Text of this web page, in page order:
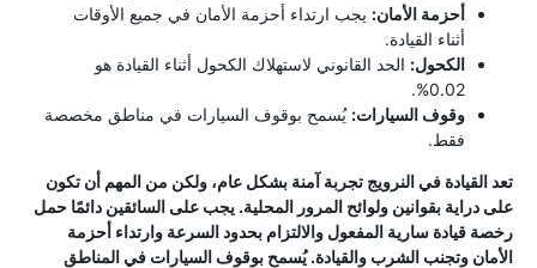
أحزمة الأمان: يجب ارتداء أحزمة الأمان في جميع الأوقات
أثناء القيادة.
الكحول: الحد القانوني لاستهلاك الكحول أثناء القيادة هو
0.02%.
وقوف السيارات: يُسمح بوقوف السيارات في مناطق مخصصة
فقط.
تعد القيادة في النرويج تجربة آمنة بشكل عام، ولكن من المهم أن تكون
على دراية بقوانين ولوائح المرور المحلية. يجب على السائقين دائمًا حمل
رخصة قيادة سارية المفعول والالتزام بحدود السرعة وارتداء أحزمة
الأمان وتجنب الشرب والقيادة. يُسمح بوقوف السيارات في المناطق